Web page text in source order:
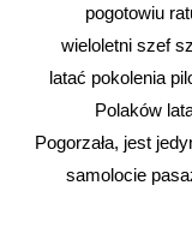
pogotowiu
wieloletni szef
latać pokolenia
Polaków
Pogorzała, jest
samolocie